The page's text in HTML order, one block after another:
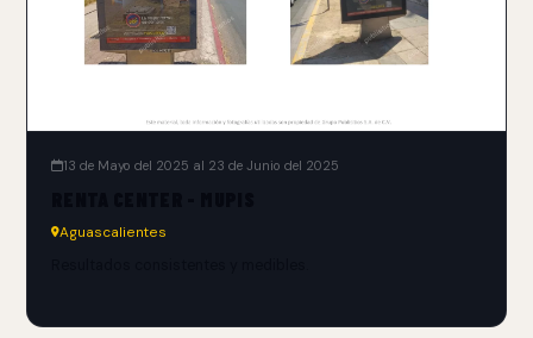
13 de Mayo del 2025 al 23 de Junio del 2025
Aguascalientes